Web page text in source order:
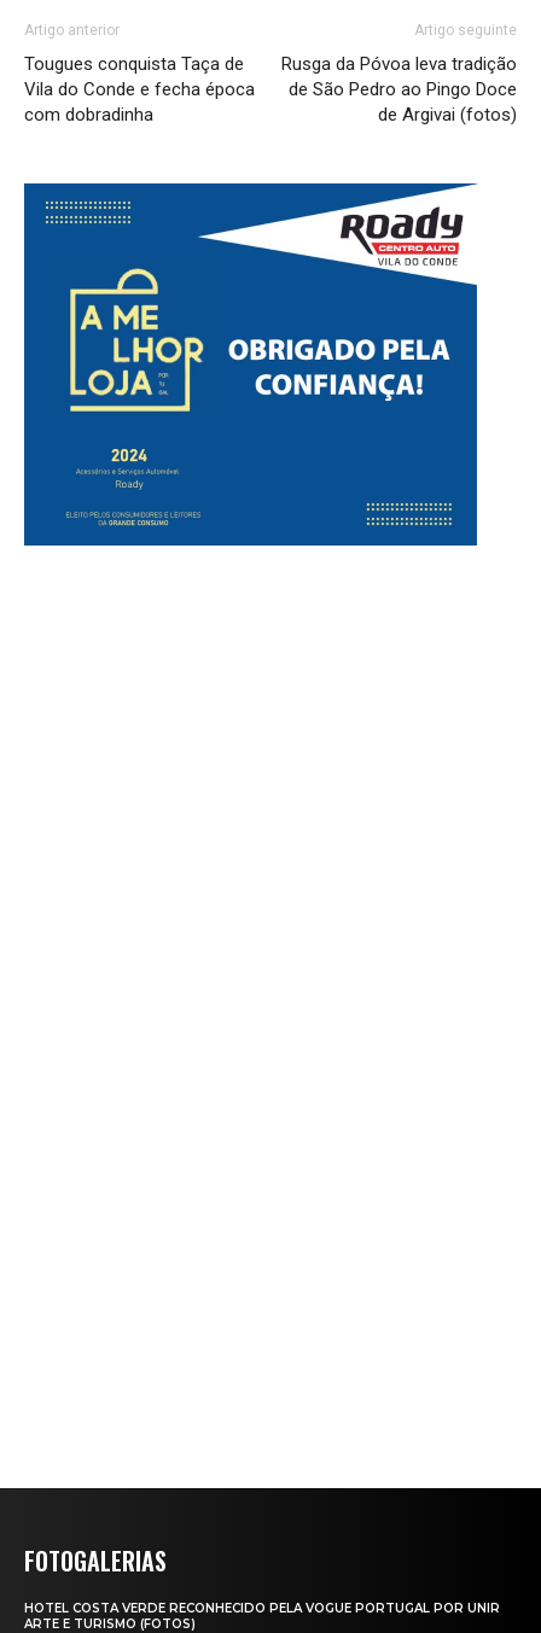
Artigo anterior
Tougues conquista Taça de
Vila do Conde e fecha época
com dobradinha
Artigo seguinte
Rusga da Póvoa leva tradição
de São Pedro ao Pingo Doce
de Argivai (fotos)
FOTOGALERIAS
HOTEL COSTA VERDE RECONHECIDO PELA VOGUE PORTUGAL POR UNIR
ARTE E TURISMO (FOTOS)